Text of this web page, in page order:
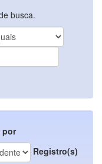
busca.
por
Registro(s)